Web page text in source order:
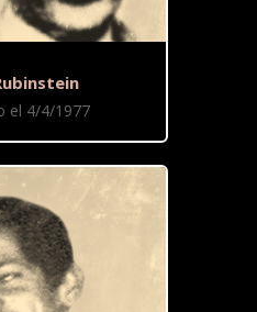
el 4/4/1977